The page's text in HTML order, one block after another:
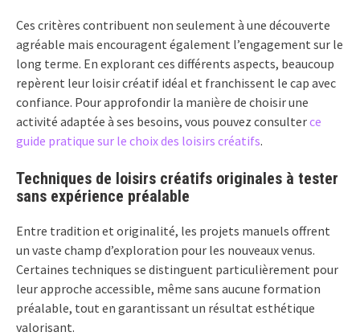
Ces critères contribuent non seulement à une découverte
agréable mais encouragent également l’engagement sur le
long terme. En explorant ces différents aspects, beaucoup
repèrent leur loisir créatif idéal et franchissent le cap avec
confiance. Pour approfondir la manière de choisir une
activité adaptée à ses besoins, vous pouvez consulterce
guide pratique sur le choix des loisirs créatifs.
Techniques de loisirs créatifs originales à tester
sans expérience préalable
Entre tradition et originalité, les projets manuels offrent
un vaste champ d’exploration pour les nouveaux venus.
Certaines techniques se distinguent particulièrement pour
leur approche accessible, même sans aucune formation
préalable, tout en garantissant un résultat esthétique
valorisant.